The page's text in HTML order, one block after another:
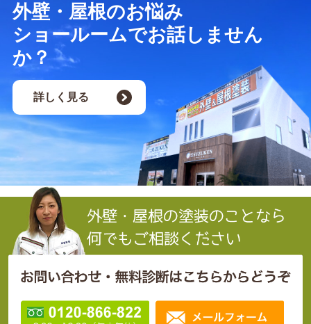
外壁・屋根のお悩み
ショールームでお話しません
か？
詳しく見る